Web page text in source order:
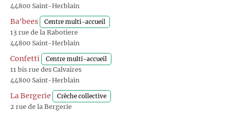
44800 Saint-Herblain
Ba'bees Centre multi-accueil
13 rue de la Rabotiere
44800 Saint-Herblain
Confetti Centre multi-accueil
11 bis rue des Calvaires
44800 Saint-Herblain
La Bergerie Crèche collective
2 rue de la Bergerie